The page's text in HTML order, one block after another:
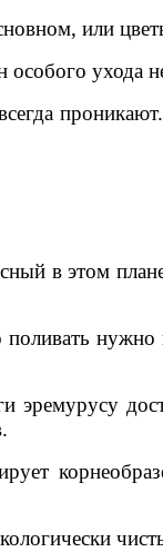
или
ухода
в этом
эремурусу